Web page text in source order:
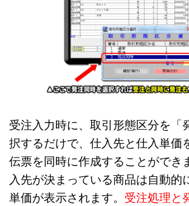
受注入力時に、取引形態区分を「
択するだけで、仕入先と仕入単価
伝票を同時に作成することができ
入先が決まっている商品は自動的
単価が表示されます。 受注処理と